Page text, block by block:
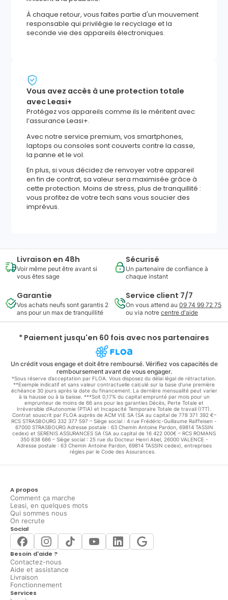
À chaque retour, vous faites partie d'un mouvement
responsable qui privilégie le recyclage et la
seconde vie des appareils électroniques.
Vous avez accès à une protection totale
avec Leasi+
Protégez vos appareils comme ils le méritent avec
l’assurance Leasi+.
Avec notre service premium, vos smartphones,
laptops ou consoles sont couverts contre la casse,
la panne et le vol.
En plus, si vous décidez de renvoyer votre appareil
en fin de contrat, sa valeur sera maximisée grâce à
cette protection. Moins de stress, plus de tranquillité :
vous profitez de votre tech sans vous soucier des
imprévus.
Livraison en 48h
Voir même peut être avant si
vous êtes sage
Sécurisé
Un partenaire de confiance à
chaque instant
Garantie
Vos achats neufs sont garantis 2
ans pour un max de tranquillité
Service client 7/7
On vous attend au 09 74 99 72 75
ou via notre centre d'aide
* Paiement jusqu'en 60 fois avec nos partenaires
Un crédit vous engage et doit être remboursé. Vérifiez vos capacités de
remboursement avant de vous engager.
*Sous réserve d’acceptation par FLOA. Vous disposez du délai légal de rétractation.
**Exemple indicatif et sans valeur contractuelle calculé sur la base d'une première
échéance 30 jours après la date du financement. La dernière mensualité peut varier
à la hausse ou à la baisse. ***Soit 0,17% du capital emprunté par mois pour un
emprunteur de moins de 66 ans pour les garanties Décès, Perte Totale et
Irréversible d'Autonomie (PTIA) et Incapacité Temporaire Totale de travail (ITT).
Contrat souscrit par FLOA auprès de ACM VIE SA (SA au capital de 778 371 392 €–
RCS STRASBOURG 332 377 597 – Siège social : 4 rue Frédéric-Guillaume Raiffeisen -
67000 STRASBOURG Adresse postale : 63 Chemin Antoine Pardon, 69814 TASSIN
cedex) et SERENIS ASSURANCES SA (SA au capital de 16 422 000€ – RCS ROMANS
350 838 686 – Siège social : 25 rue du Docteur Henri Abel, 26000 VALENCE -
Adresse postale : 63 Chemin Antoine Pardon, 69814 TASSIN cedex), entreprises
régies par le Code des Assurances.
A propos
Comment ça marche
Leasi, en quelques mots
Qui sommes nous
On recrute
Social
Besoin d'aide ?
Contactez-nous
Aide et assistance
Livraison
Fonctionnement
Services